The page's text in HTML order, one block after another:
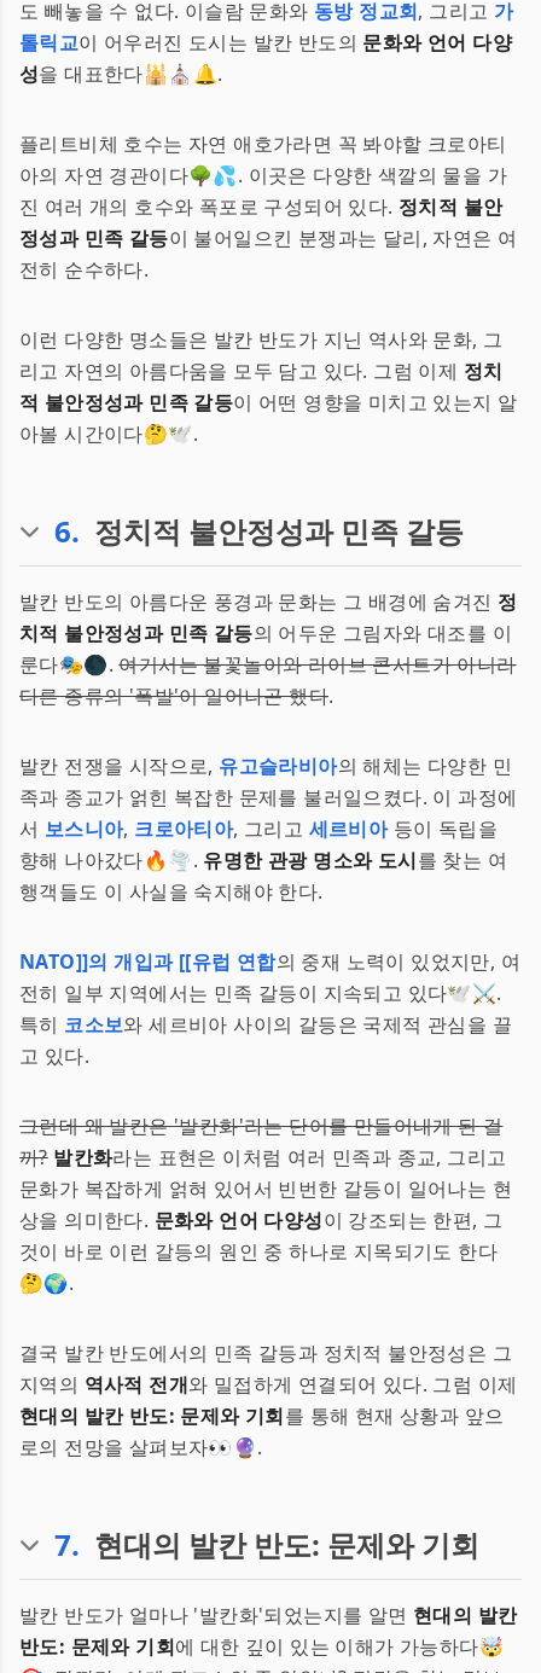
도 빼놓을 수 없다. 이슬람 문화와 동방 정교회, 그리고 가
톨릭교이 어우러진 도시는 발칸 반도의 문화와 언어 다양
성을 대표한다🕌⛪🔔.
플리트비체 호수는 자연 애호가라면 꼭 봐야할 크로아티
아의 자연 경관이다🌳💦. 이곳은 다양한 색깔의 물을 가
진 여러 개의 호수와 폭포로 구성되어 있다. 정치적 불안
정성과 민족 갈등이 불어일으킨 분쟁과는 달리, 자연은 여
전히 순수하다.
이런 다양한 명소들은 발칸 반도가 지닌 역사와 문화, 그
리고 자연의 아름다움을 모두 담고 있다. 그럼 이제 정치
적 불안정성과 민족 갈등이 어떤 영향을 미치고 있는지 알
아볼 시간이다🤔🕊️.
6. 정치적 불안정성과 민족 갈등
발칸 반도의 아름다운 풍경과 문화는 그 배경에 숨겨진 정
치적 불안정성과 민족 갈등의 어두운 그림자와 대조를 이
룬다🎭🌑.여기서는 불꽃놀이와 라이브 콘서트가 아니라
다른 종류의 '폭발'이 일어나곤 했다.
발칸 전쟁을 시작으로, 유고슬라비아의 해체는 다양한 민
족과 종교가 얽힌 복잡한 문제를 불러일으켰다. 이 과정에
서 보스니아, 크로아티아, 그리고 세르비아등이 독립을
향해 나아갔다🔥🌪️. 유명한 관광 명소와 도시를 찾는 여
행객들도 이 사실을 숙지해야 한다.
NATO]]의 개입과 [[유럽 연합의 중재 노력이 있었지만, 여
전히 일부 지역에서는 민족 갈등이 지속되고 있다🕊️⚔️.
특히 코소보와 세르비아 사이의 갈등은 국제적 관심을 끌
고 있다.
그런데 왜 발칸은 '발칸화'라는 단어를 만들어내게 된 걸
까? 발칸화라는 표현은 이처럼 여러 민족과 종교, 그리고
문화가 복잡하게 얽혀 있어서 빈번한 갈등이 일어나는 현
상을 의미한다. 문화와 언어 다양성이 강조되는 한편, 그
것이 바로 이런 갈등의 원인 중 하나로 지목되기도 한다
🤔🌍.
결국 발칸 반도에서의 민족 갈등과 정치적 불안정성은 그
지역의 역사적 전개와 밀접하게 연결되어 있다. 그럼 이제
현대의 발칸 반도: 문제와 기회를 통해 현재 상황과 앞으
로의 전망을 살펴보자👀🔮.
7. 현대의 발칸 반도: 문제와 기회
발칸 반도가 얼마나 '발칸화'되었는지를 알면 현대의 발칸
반도: 문제와 기회에 대한 깊이 있는 이해가 가능하다🤯